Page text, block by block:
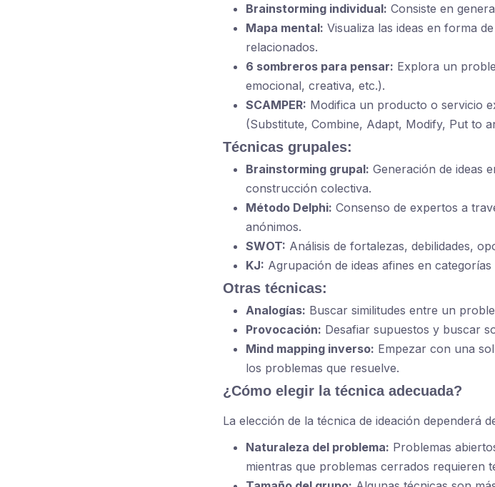
Brainstorming individual: Consiste en
Mapa mental: Visualiza las ideas en forma
relacionados.
6 sombreros para pensar: Explora un
emocional, creativa, etc.).
SCAMPER: Modifica un producto o servicio
(Substitute, Combine, Adapt, Modify, Put to
Técnicas grupales:
Brainstorming grupal: Generación de ideas
construcción colectiva.
Método Delphi: Consenso de expertos a
anónimos.
SWOT: Análisis de fortalezas, debilidades,
KJ: Agrupación de ideas afines en
Otras técnicas:
Analogías: Buscar similitudes entre un
Provocación: Desafiar supuestos y buscar
Mind mapping inverso: Empezar con una
los problemas que resuelve.
¿Cómo elegir la técnica adecuada?
La elección de la técnica de ideación dependerá
Naturaleza del problema: Problemas
mientras que problemas cerrados requieren